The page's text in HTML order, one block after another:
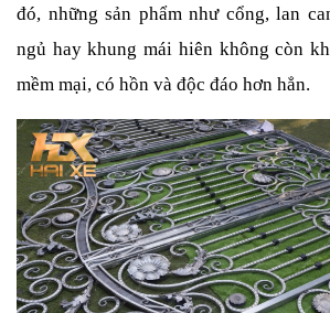
đó, những sản phẩm như cổng, lan
ngủ hay khung mái hiên không còn
mềm mại, có hồn và độc đáo hơn hẳn.